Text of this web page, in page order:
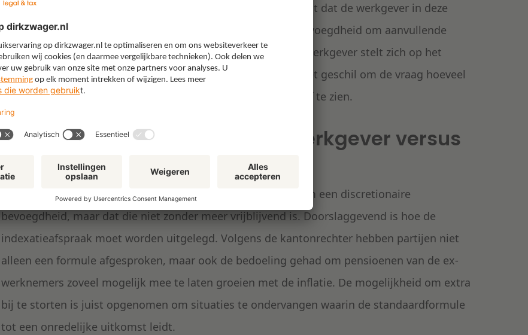
een forse loonsverhoging krijgen. De ondernemingsraad vindt dat de werkgever in deze
situatie gebruik had moeten maken van de discretionaire bevoegdheid om aanvullende
financiering beschikbaar te stellen voor extra indexatie. De werkgever stelt zich op het
standpunt dat hij daartoe niet verplicht is. Daarmee draait het geschil om de vraag hoeveel
ruimte de werkgever daadwerkelijk heeft om van indexatie af te zien.
Discretionaire ruimte van de werkgever versus
goed werkgeverschap
De kantonrechter stelt voorop dat het hier weliswaar gaat om een discretionaire
bevoegdheid, maar dat die niet zonder meer vrijblijvend is. Doorslaggevend is hoe de
indexatieafspraak moet worden uitgelegd. Volgens de kantonrechter hebben partijen niet
alleen een formule afgesproken, maar ook de bedoeling gehad om pensioenen van de ex-
werknemers zoveel mogelijk mee te laten groeien met de inflatie. De mogelijkheid om extra
bij te storten is juist opgenomen om situaties te ondervangen waarin de standaardformule
tot een onredelijke uitkomst leidt.